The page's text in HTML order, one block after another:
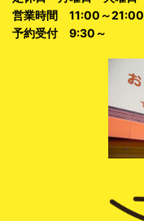
営業時間 11:00～21:00
予約受付 9:30～